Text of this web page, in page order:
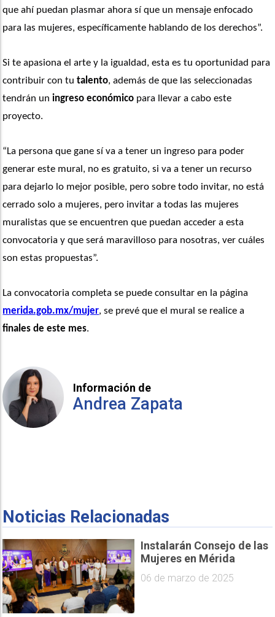
que ahí puedan plasmar ahora sí que un mensaje enfocado
para las mujeres, específicamente hablando de los derechos”.
Si te apasiona el arte y la igualdad, esta es tu oportunidad para
contribuir con tu talento, además de que las seleccionadas
tendrán un ingreso económico para llevar a cabo este
proyecto.
“La persona que gane sí va a tener un ingreso para poder
generar este mural, no es gratuito, si va a tener un recurso
para dejarlo lo mejor posible, pero sobre todo invitar, no está
cerrado solo a mujeres, pero invitar a todas las mujeres
muralistas que se encuentren que puedan acceder a esta
convocatoria y que será maravilloso para nosotras, ver cuáles
son estas propuestas”.
merida.gob.mx/mujer
finales de este mes.
Información de
Andrea Zapata
Noticias Relacionadas
Instalarán Consejo de las
Mujeres en Mérida
06 de marzo de 2025